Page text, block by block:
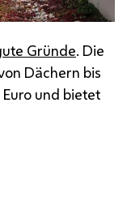
Gründe. Die
Dächern bis
und bietet